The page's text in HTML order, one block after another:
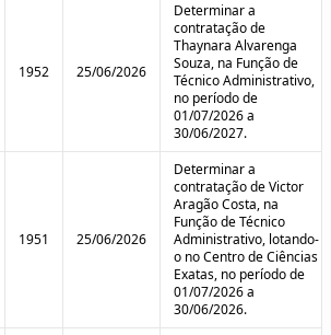
1952 25/06/2026
Determinar a
contratação de
Thaynara Alvarenga
Souza, na Função de
Técnico Administrativo,
no período de
01/07/2026 a
30/06/2027.
1951 25/06/2026
Determinar a
contratação de Victor
Aragão Costa, na
Função de Técnico
Administrativo, lotando-
o no Centro de Ciências
Exatas, no período de
01/07/2026 a
30/06/2026.